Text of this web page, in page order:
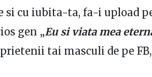
si cu iubita-ta, fa-i upload
gen „Eu si viata mea
tai masculi de pe